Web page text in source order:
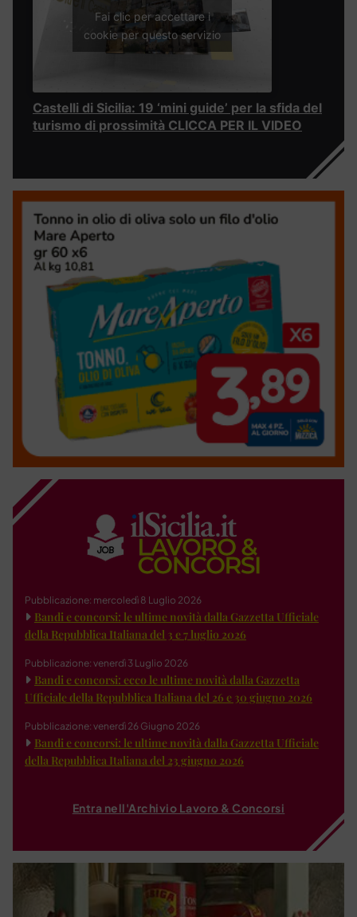
Fai clic per accettare i
cookie per questo servizio
Castelli di Sicilia: 19 ‘mini guide’ per la sfida del
turismo di prossimità CLICCA PER IL VIDEO
Pubblicazione: mercoledì 8 Luglio 2026
Bandi e concorsi: le ultime novità dalla Gazzetta Ufficiale
della Repubblica Italiana del 3 e 7 luglio 2026
Pubblicazione: venerdì 3 Luglio 2026
Bandi e concorsi: ecco le ultime novità dalla Gazzetta
Ufficiale della Repubblica Italiana del 26 e 30 giugno 2026
Pubblicazione: venerdì 26 Giugno 2026
Bandi e concorsi: le ultime novità dalla Gazzetta Ufficiale
della Repubblica Italiana del 23 giugno 2026
Entra nell'Archivio Lavoro & Concorsi